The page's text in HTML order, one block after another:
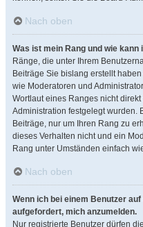
Nach oben
Was ist mein Rang und wie kann
Ränge, die unter Ihrem
Beiträge Sie bislang erstellt
wie Moderatoren und
Wortlaut eines Ranges nicht
Administration festgelegt wurden.
Beiträge, nur um Ihren Rang zu
dieses Verhalten nicht und ein
Rang unter Umständen einfach
Nach oben
Wenn ich bei einem Benutzer
aufgefordert, mich anzumelden.
Nur registrierte Benutzer dürfen